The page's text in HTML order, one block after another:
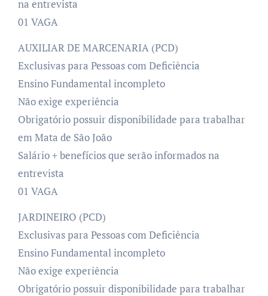
na entrevista
01 VAGA
AUXILIAR DE MARCENARIA (PCD)
Exclusivas para Pessoas com Deficiência
Ensino Fundamental incompleto
Não exige experiência
Obrigatório possuir disponibilidade para trabalhar
em Mata de São João
Salário + benefícios que serão informados na
entrevista
01 VAGA
JARDINEIRO (PCD)
Exclusivas para Pessoas com Deficiência
Ensino Fundamental incompleto
Não exige experiência
Obrigatório possuir disponibilidade para trabalhar